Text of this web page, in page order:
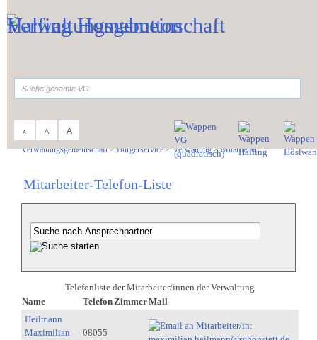
A A A
Verwaltungsgemeinschaft>Bürgerservice>Verwaltung>Mitarbeiter
Mitarbeiter-Telefon-Liste
Telefonliste der Mitarbeiter/innen der Verwaltung
Name
Telefon ZimmerMail
Heilmann
Maximilian
08055